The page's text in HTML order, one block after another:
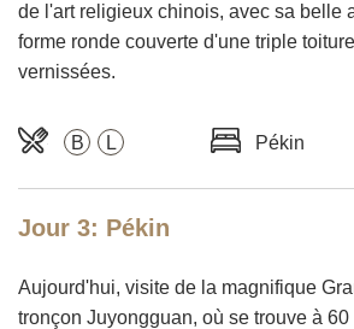
de l'art religieux chinois, avec sa belle
forme ronde couverte d'une triple
vernissées.
B L Pékin
Jour 3: Pékin
Aujourd'hui, visite de la magnifique
tronçon Juyongguan, où se trouve à